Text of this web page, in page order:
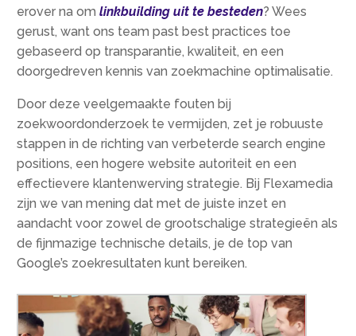
erover na omlinkbuilding uit te besteden? Wees
gerust, want ons team past best practices toe
gebaseerd op transparantie, kwaliteit, en een
doorgedreven kennis van zoekmachine optimalisatie.​
Door deze veelgemaakte fouten bij
zoekwoordonderzoek te vermijden, zet je robuuste
stappen in de richting van verbeterde search engine
positions, een hogere website autoriteit en een
effectievere klantenwerving strategie.​ Bij Flexamedia
zijn we van mening dat met de juiste inzet en
aandacht voor zowel de grootschalige strategieën als
de fijnmazige technische details, je de top van
Google’s zoekresultaten kunt bereiken.​